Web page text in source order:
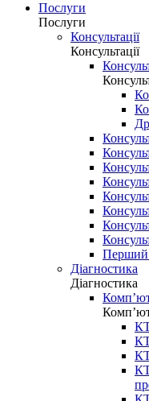
Послуги
Послуги
Консультації
Консультації
Перший
Діагностика
Діагностика
КТ
КТ